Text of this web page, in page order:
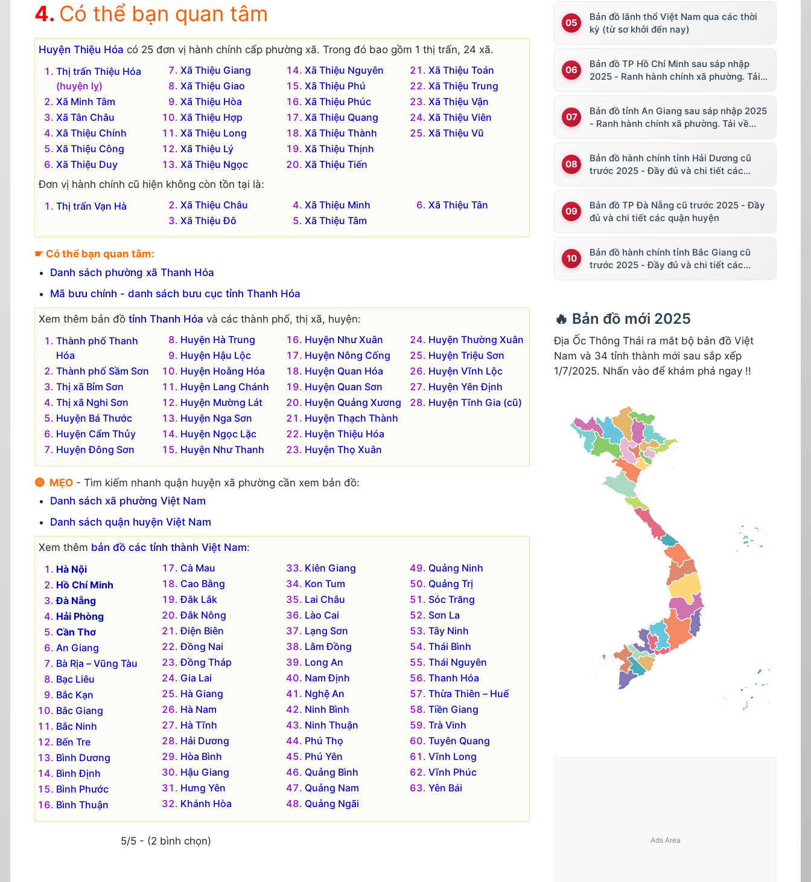
Có thể bạn quan tâm
Huyện Thiệu Hóa có 25 đơn vị hành chính cấp phường xã. Trong đó bao gồm 1 thị trấn, 24 xã.
Thị trấn Thiệu Hóa
(huyện lỵ)
Xã Minh Tâm
Xã Tân Châu
Xã Thiệu Chính
Xã Thiệu Công
Xã Thiệu Duy
Xã Thiệu Giang
Xã Thiệu Giao
Xã Thiệu Hòa
Xã Thiệu Hợp
Xã Thiệu Long
Xã Thiệu Lý
Xã Thiệu Ngọc
Xã Thiệu Nguyên
Xã Thiệu Phú
Xã Thiệu Phúc
Xã Thiệu Quang
Xã Thiệu Thành
Xã Thiệu Thịnh
Xã Thiệu Tiến
Xã Thiệu Toán
Xã Thiệu Trung
Xã Thiệu Vận
Xã Thiệu Viên
Xã Thiệu Vũ
Đơn vị hành chính cũ hiện không còn tồn tại là:
Thị trấn Vạn Hà
Xã Thiệu Châu
Xã Thiệu Đô
Xã Thiệu Minh
Xã Thiệu Tâm
Xã Thiệu Tân
☛ Có thể bạn quan tâm:
Danh sách phường xã Thanh Hóa
Mã bưu chính - danh sách bưu cục tỉnh Thanh Hóa
Xem thêm bản đồ tỉnh Thanh Hóa và các thành phố, thị xã, huyện:
Thành phố Thanh
Hóa
Thành phố Sầm Sơn
Thị xã Bỉm Sơn
Thị xã Nghi Sơn
Huyện Bá Thước
Huyện Cẩm Thủy
Huyện Đông Sơn
Huyện Hà Trung
Huyện Hậu Lộc
Huyện Hoằng Hóa
Huyện Lang Chánh
Huyện Mường Lát
Huyện Nga Sơn
Huyện Ngọc Lặc
Huyện Như Thanh
Huyện Như Xuân
Huyện Nông Cống
Huyện Quan Hóa
Huyện Quan Sơn
Huyện Quảng Xương
Huyện Thạch Thành
Huyện Thiệu Hóa
Huyện Thọ Xuân
Huyện Thường Xuân
Huyện Triệu Sơn
Huyện Vĩnh Lộc
Huyện Yên Định
Huyện Tĩnh Gia (cũ)
🔴 MẸO - Tìm kiếm nhanh quận huyện xã phường cần xem bản đồ:
Danh sách xã phường Việt Nam
Danh sách quận huyện Việt Nam
Xem thêm bản đồ các tỉnh thành Việt Nam:
Hà Nội
Hồ Chí Minh
Đà Nẵng
Hải Phòng
Cần Thơ
An Giang
Bà Rịa – Vũng Tàu
Bạc Liêu
Bắc Kạn
Bắc Giang
Bắc Ninh
Bến Tre
Bình Dương
Bình Định
Bình Phước
Bình Thuận
Cà Mau
Cao Bằng
Đắk Lắk
Đắk Nông
Điện Biên
Đồng Nai
Đồng Tháp
Gia Lai
Hà Giang
Hà Nam
Hà Tĩnh
Hải Dương
Hòa Bình
Hậu Giang
Hưng Yên
Khánh Hòa
Kiên Giang
Kon Tum
Lai Châu
Lào Cai
Lạng Sơn
Lâm Đồng
Long An
Nam Định
Nghệ An
Ninh Bình
Ninh Thuận
Phú Thọ
Phú Yên
Quảng Bình
Quảng Nam
Quảng Ngãi
Quảng Ninh
Quảng Trị
Sóc Trăng
Sơn La
Tây Ninh
Thái Bình
Thái Nguyên
Thanh Hóa
Thừa Thiên – Huế
Tiền Giang
Trà Vinh
Tuyên Quang
Vĩnh Long
Vĩnh Phúc
Yên Bái
5/5 - (2 bình chọn)
Bản đồ lãnh thổ Việt Nam qua các thời
kỳ (từ sơ khởi đến nay)
Bản đồ TP Hồ Chí Minh sau sáp nhập
2025 - Ranh hành chính xã phường. Tải
Bản đồ tỉnh An Giang sau sáp nhập 2025
- Ranh hành chính xã phường. Tải về
Bản đồ hành chính tỉnh Hải Dương cũ
trước 2025 - Đầy đủ và chi tiết các
Bản đồ TP Đà Nẵng cũ trước 2025 - Đầy
đủ và chi tiết các quận huyện
Bản đồ hành chính tỉnh Bắc Giang cũ
trước 2025 - Đầy đủ và chi tiết các
🔥 Bản đồ mới 2025
Địa Ốc Thông Thái ra mắt bộ bản đồ Việt
Nam và 34 tỉnh thành mới sau sắp xếp
1/7/2025. Nhấn vào để khám phá ngay !!